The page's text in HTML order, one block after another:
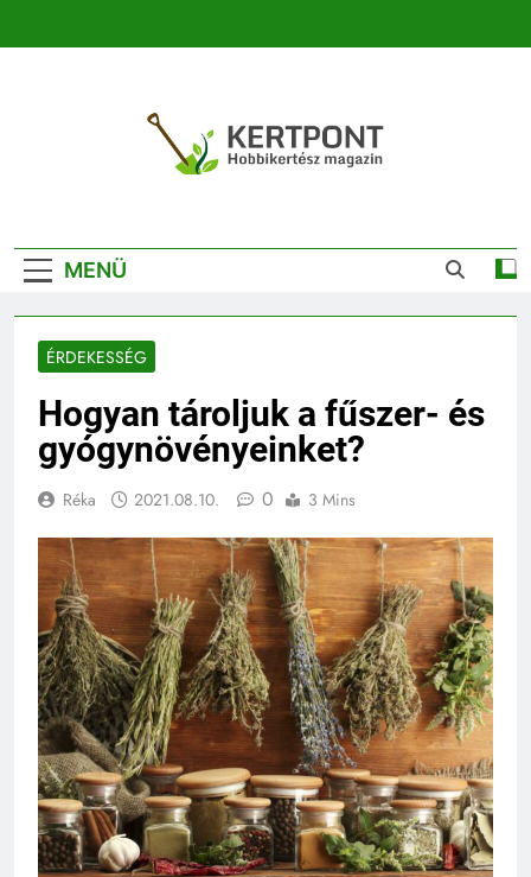
Kertészeti
Magazin |
Növénykereső És
Növényhatározó
MENÜ
ÉRDEKESSÉG
Hogyan tároljuk a fűszer- és
gyógynövényeinket?
Réka 2021.08.10. 0 3 Mins